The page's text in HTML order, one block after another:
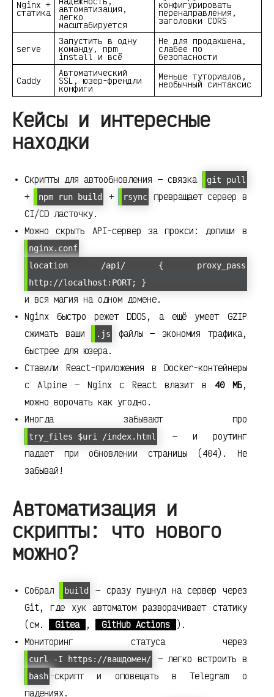
Nginx +
статика автоматизация,
легко
масштабируется
конфигурировать
перенаправления,
заголовки CORS
serve
Запустить в одну
команду, npm
install и всё
Не для продакшена,
слабее по
безопасности
Caddy
Автоматический
SSL, юзер-френдли
конфиги
Меньше туториалов,
необычный синтаксис
Кейсы и интересные
находки
Скрипты для автообновления — связка git pull
+ npm run build + rsync
превращает сервер в
CI/CD ласточку.
Можно скрыть API-сервер за прокси: допиши в
nginx.conf
location /api/ { proxy_pass
http://localhost:PORT; }
и вся магия на одном домене.
Nginx быстро режет DDOS, а ещё умеет GZIP
сжимать ваши
.js
файлы — экономия трафика,
быстрее для юзера.
Ставили React-приложения в Docker-контейнеры
с Alpine — Nginx с React влазит в 40 МБ,
можно ворочать как угодно.
Иногда забывают про
try_files $uri /index.html
— и роутинг
падает при обновлении страницы (404). Не
забывай!
Автоматизация и
скрипты: что нового
можно?
Собрал build
— сразу пушнул на сервер через
Git, где хук автоматом разворачивает статику
(см.
Gitea , GitHub Actions
).
Мониторинг статуса через
curl -I https://вашдомен/ — легко встроить в
bash-скрипт и оповещать в Telegram о
падениях.